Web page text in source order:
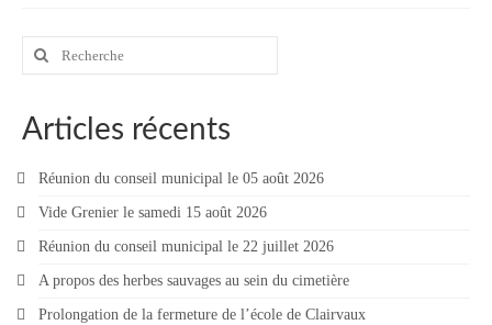
Rechercher
Articles récents
Réunion du conseil municipal le 05 août 2026
Vide Grenier le samedi 15 août 2026
Réunion du conseil municipal le 22 juillet 2026
A propos des herbes sauvages au sein du cimetière
Prolongation de la fermeture de l’école de Clairvaux